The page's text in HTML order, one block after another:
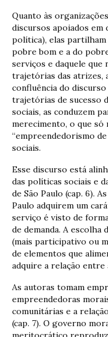
Quanto às
discursos apoiados
política), elas partilham
pobre bom e a do
serviços e daquele que
trajetórias das atrizes,
confluência do
trajetórias de sucesso
sociais, as conduzem
merecimento, o que
“empreendedorismo
sociais.
Esse discurso está
das políticas sociais e
de São Paulo (cap. 6).
Paulo adquirem um
serviço é visto de
de demanda. A
(mais participativo ou
de elementos que
adquire a relação
As autoras tomam
empreendedoras
comunitárias e a
(cap. 7). O governo